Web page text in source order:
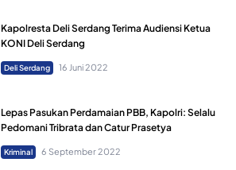
Kapolresta Deli Serdang Terima Audiensi Ketua
KONI Deli Serdang
Deli Serdang 16 Juni 2022
Lepas Pasukan Perdamaian PBB, Kapolri: Selalu
Pedomani Tribrata dan Catur Prasetya
Kriminal 6 September 2022